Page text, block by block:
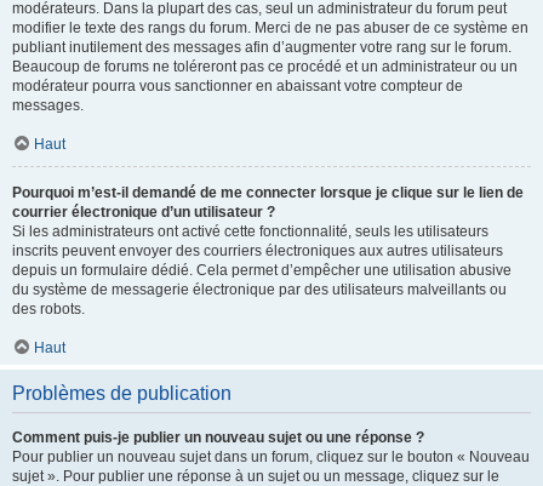
modérateurs. Dans la plupart des cas, seul un administrateur du forum peut
modifier le texte des rangs du forum. Merci de ne pas abuser de ce système en
publiant inutilement des messages afin d’augmenter votre rang sur le forum.
Beaucoup de forums ne toléreront pas ce procédé et un administrateur ou un
modérateur pourra vous sanctionner en abaissant votre compteur de
messages.
Haut
Pourquoi m’est-il demandé de me connecter lorsque je clique sur le lien de
courrier électronique d’un utilisateur ?
Si les administrateurs ont activé cette fonctionnalité, seuls les utilisateurs
inscrits peuvent envoyer des courriers électroniques aux autres utilisateurs
depuis un formulaire dédié. Cela permet d’empêcher une utilisation abusive
du système de messagerie électronique par des utilisateurs malveillants ou
des robots.
Haut
Problèmes de publication
Comment puis-je publier un nouveau sujet ou une réponse ?
Pour publier un nouveau sujet dans un forum, cliquez sur le bouton « Nouveau
sujet ». Pour publier une réponse à un sujet ou un message, cliquez sur le